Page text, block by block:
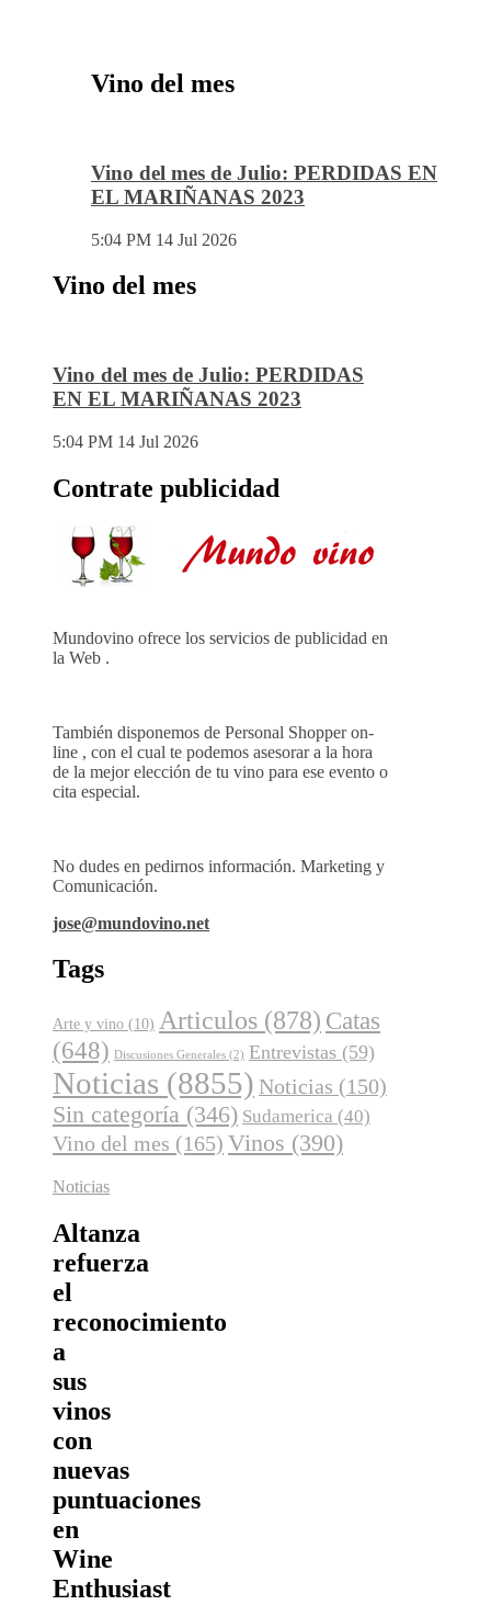
Vino del mes
Vino del mes de Julio: PERDIDAS EN
EL MARIÑANAS 2023
5:04 PM 14 Jul 2026
Vino del mes
Vino del mes de Julio: PERDIDAS
EN EL MARIÑANAS 2023
5:04 PM 14 Jul 2026
Contrate publicidad
Mundovino ofrece los servicios de publicidad en
la Web .
También disponemos de Personal Shopper on-
line , con el cual te podemos asesorar a la hora
de la mejor elección de tu vino para ese evento o
cita especial.
No dudes en pedirnos información. Marketing y
Comunicación.
jose@mundovino.net
Tags
Arte y vino (10) Articulos (878) Catas
(648) Discusiones Generales (2) Entrevistas (59)
Noticias (8855) Noticias (150)
Sin categoría (346) Sudamerica (40)
Vino del mes (165) Vinos (390)
Noticias
Altanza
refuerza
el
reconocimiento
a
sus
vinos
con
nuevas
puntuaciones
en
Wine
Enthusiast